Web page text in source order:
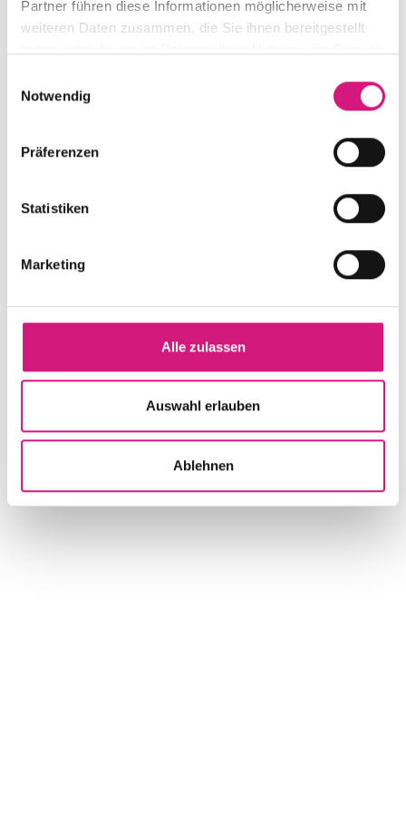
Partner führen diese Informationen möglicherweise mit
weiteren Daten zusammen, die Sie ihnen bereitgestellt
Notwendig
Präferenzen
Statistiken
Marketing
Alle zulassen
Auswahl erlauben
Ablehnen